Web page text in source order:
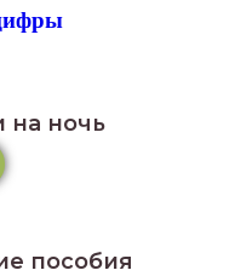
на ночь
пособия